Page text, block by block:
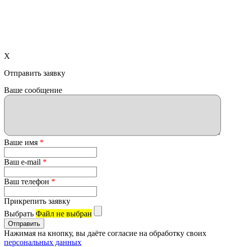
X
Отправить заявку
Ваше сообщение
Ваше имя *
Ваш e-mail *
Ваш телефон *
Прикрепить заявку
Выбрать Файл не выбран
Нажимая на кнопку, вы даёте согласие на обработку своих
персональных данных